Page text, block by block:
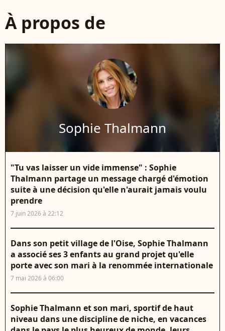
À propos de
Sophie Thalmann
"Tu vas laisser un vide immense" : Sophie
Thalmann partage un message chargé d'émotion
suite à une décision qu'elle n'aurait jamais voulu
prendre
7 juin 2026 à 22:12
Dans son petit village de l'Oise, Sophie Thalmann
a associé ses 3 enfants au grand projet qu'elle
porte avec son mari à la renommée internationale
7 mai 2026 à 06:00
Sophie Thalmann et son mari, sportif de haut
niveau dans une discipline de niche, en vacances